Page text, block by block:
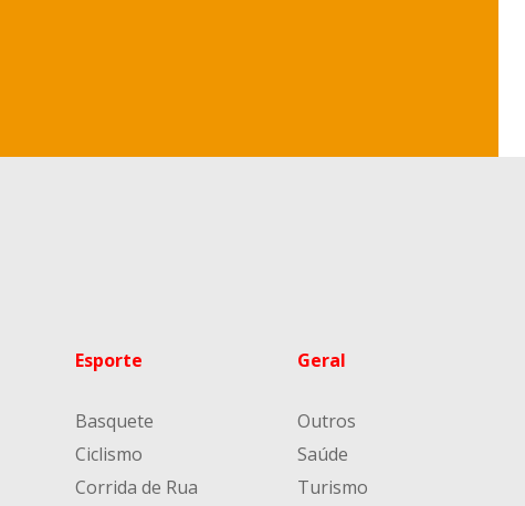
Esporte
Basquete
Ciclismo
Corrida de Rua
Geral
Outros
Saúde
Turismo